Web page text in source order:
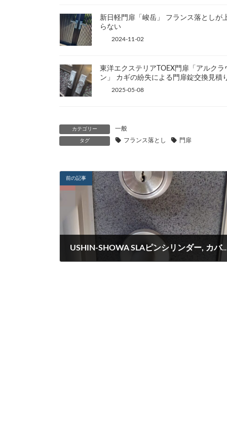
新日軽門扉「峻岳」 フランス落としが
らない
2024-11-02
東洋エクステリアTOEX門扉「アルクラ
ン」 カギの紛失による門扉錠交換見積
2025-05-08
カテゴリー 一般
タグ フランス落とし 門扉
前の記事
USHIN-SHOWA SLAピンシリンダー, カ